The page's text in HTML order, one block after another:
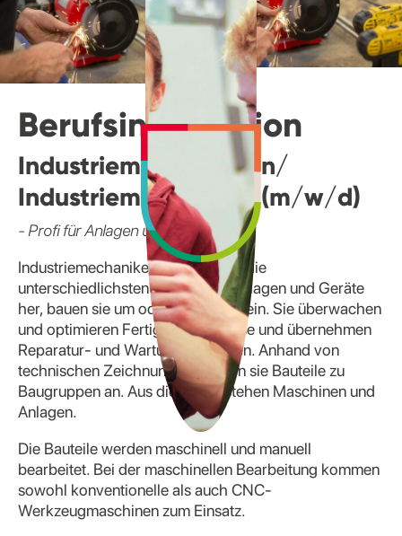
Berufsinformation
Industriemechanikerin/
Industriemechaniker (m/w/d)
- Profi für Anlagen und Maschinen
Industriemechaniker/innen stellen die
unterschiedlichsten Produktionsanlagen und Geräte
her, bauen sie um oder richten sie ein. Sie überwachen
und optimieren Fertigungsprozesse und übernehmen
Reparatur- und Wartungsaufgaben. Anhand von
technischen Zeichnungen fertigen sie Bauteile zu
Baugruppen an. Aus diesen entstehen Maschinen und
Anlagen.
Die Bauteile werden maschinell und manuell
bearbeitet. Bei der maschinellen Bearbeitung kommen
sowohl konventionelle als auch CNC-
Werkzeugmaschinen zum Einsatz.